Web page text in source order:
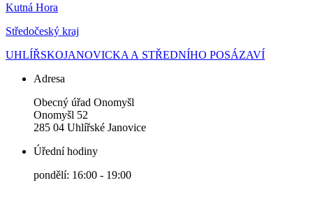
Kutná Hora
Středočeský kraj
UHLÍŘSKOJANOVICKA A STŘEDNÍHO POSÁZAVÍ
Adresa
Obecný úřad Onomyšl
Onomyšl 52
285 04 Uhlířské Janovice
Úřední hodiny
pondělí: 16:00 - 19:00